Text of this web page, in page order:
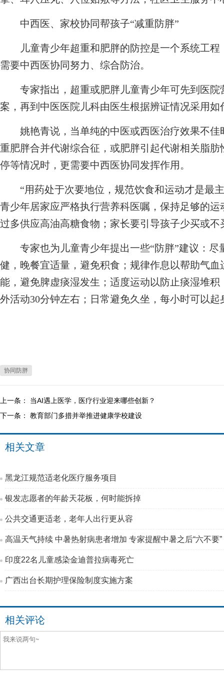
中西医、家校协同帮孩子“减重防胖”
儿童青少年超重和肥胖的防控是一个系统工程
需要中西医协同努力、综合防治。
专家指出，超重或肥胖儿童青少年可先到医院
案，再到中医医院儿科由医生根据辨证情况采用
姚艳青说，当单纯的中医或西医治疗效果不佳
重肥胖合并代谢综合征，或肥胖引起代谢相关脂
停等情况时，更需要中西医协同发挥作用。
“用药处于次要地位，规范饮食和运动才是最主
青少年居家应严格执行营养科医嘱，保持足够的
过多供应高油高糖食物；家长要引导孩子少买或不
专家也为儿童青少年提出一些“防胖”建议：尽
健，晚餐宜适量，避免积食；规律作息以帮助气
能，避免脾虚痰湿发生；适度运动以防止痰湿堆
外活动30分钟左右；日常避免久坐，每小时可以
协同防胖
上一条： 当AI遇上医学，医疗行业迎来哪些创新？
下一条： 教育部门多措并举推进健康学校建设
相关文章
黑龙江规范适老化医疗服务项目
银发志愿者的年龄天花板，何时能拆掉
公共交通更适老，老年人出行更从容
高温天气持续 中暑热射病患者增加 专家提醒中暑之后“六不要”
印度22名儿童感染金迪普拉病毒死亡
广西出台长期护理保险制度实施方案
相关评论